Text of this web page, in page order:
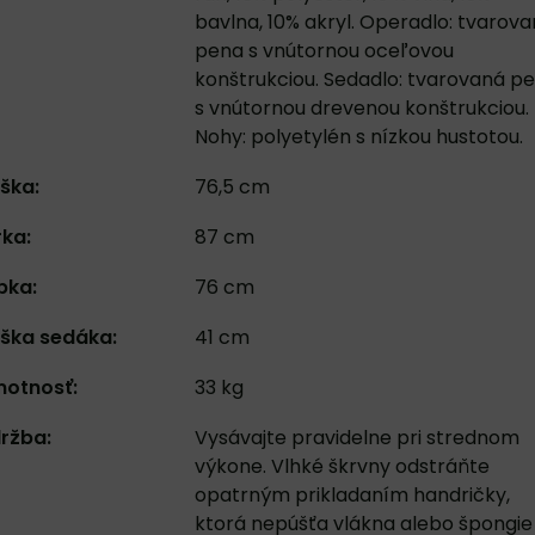
bavlna, 10% akryl. Operadlo:
pena s vnútornou oceľovou
konštrukciou. Sedadlo: tvarovaná
s vnútornou drevenou konštrukciou.
Nohy: polyetylén s nízkou hustotou.
76,5 cm
87 cm
76 cm
sedáka:
41 cm
33 kg
Vysávajte pravidelne pri strednom
výkone. Vlhké škrvny odstráňte
opatrným prikladaním handričky,
ktorá nepúšťa vlákna alebo špongie